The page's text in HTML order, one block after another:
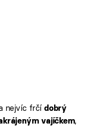
nejvíc frčí dobrý
vajíčkem,